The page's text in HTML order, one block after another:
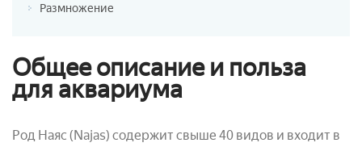
Размножение
Общее описание и польза
для аквариума
Род Наяс (Najas) содержит свыше 40 видов и входит в